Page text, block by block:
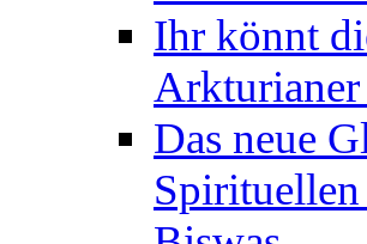
Ihr könnt
Das neue